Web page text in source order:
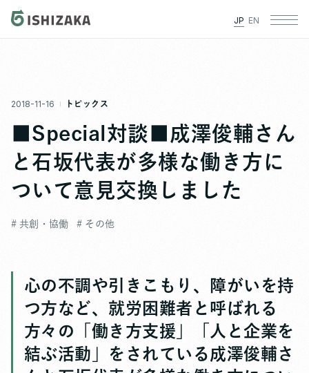
JP EN
2018-11-16 トピックス
■Special対談■成澤俊輔さん
と石坂代表が多様な働き方に
ついて意見交換しました
# 共創・協働 # その他
心の不調や引きこもり、障がいを持
つ方など、就労困難者と呼ばれる
方々の「働き方支援」「人と企業を
結ぶ活動」をされている成澤俊輔さ